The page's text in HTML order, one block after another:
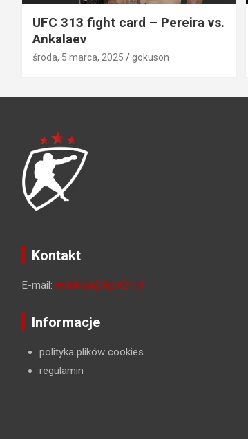
UFC 313 fight card – Pereira vs.
Ankalaev
środa, 5 marca, 2025 gokuson
Kontakt
E-mail: redakcja@fight24.pl
Informacje
polityka plików cookies
regulamin